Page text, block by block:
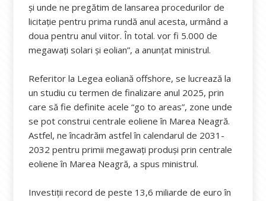
şi unde ne pregătim de lansarea procedurilor de
licitaţie pentru prima rundă anul acesta, urmând a
doua pentru anul viitor. În total. vor fi 5.000 de
megawaţi solari şi eolian”, a anunțat ministrul.
Referitor la Legea eoliană offshore, se lucrează la
un studiu cu termen de finalizare anul 2025, prin
care să fie definite acele “go to areas”, zone unde
se pot construi centrale eoliene în Marea Neagră.
Astfel, ne încadrăm astfel în calendarul de 2031-
2032 pentru primii megawaţi produşi prin centrale
eoliene în Marea Neagră, a spus ministrul.
Investiții record de peste 13,6 miliarde de euro în